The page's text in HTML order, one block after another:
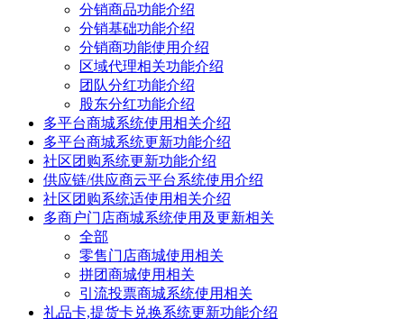
分销商品功能介绍
分销基础功能介绍
分销商功能使用介绍
区域代理相关功能介绍
团队分红功能介绍
股东分红功能介绍
多平台商城系统使用相关介绍
多平台商城系统更新功能介绍
社区团购系统更新功能介绍
供应链/供应商云平台系统使用介绍
社区团购系统适使用相关介绍
多商户门店商城系统使用及更新相关
全部
零售门店商城使用相关
拼团商城使用相关
引流投票商城系统使用相关
礼品卡,提货卡兑换系统更新功能介绍